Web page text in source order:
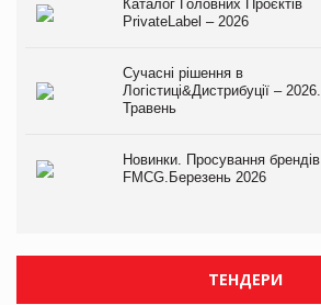
Каталог Головних Проєктів
PrivateLabel – 2026
Сучасні рішення в
Логістиці&Дистрибуції – 2026.
Травень
Новинки. Просування брендів
FMCG.Березень 2026
ТЕНДЕРИ